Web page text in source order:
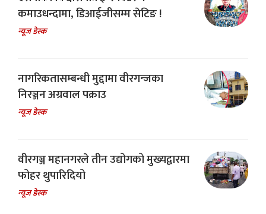
कमाउधन्दामा, डिआईजीसम्म सेटिङ !
न्यूज डेस्क
नागरिकतासम्बन्धी मुद्दामा वीरगन्जका
निरञ्जन अग्रवाल पक्राउ
न्यूज डेस्क
वीरगञ्ज महानगरले तीन उद्योगको मुख्यद्वारमा
फोहर थुपारिदियो
न्यूज डेस्क